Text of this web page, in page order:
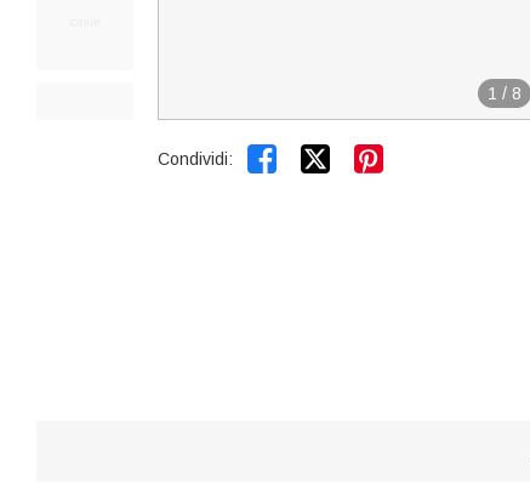
1 / 8
Condividi:  